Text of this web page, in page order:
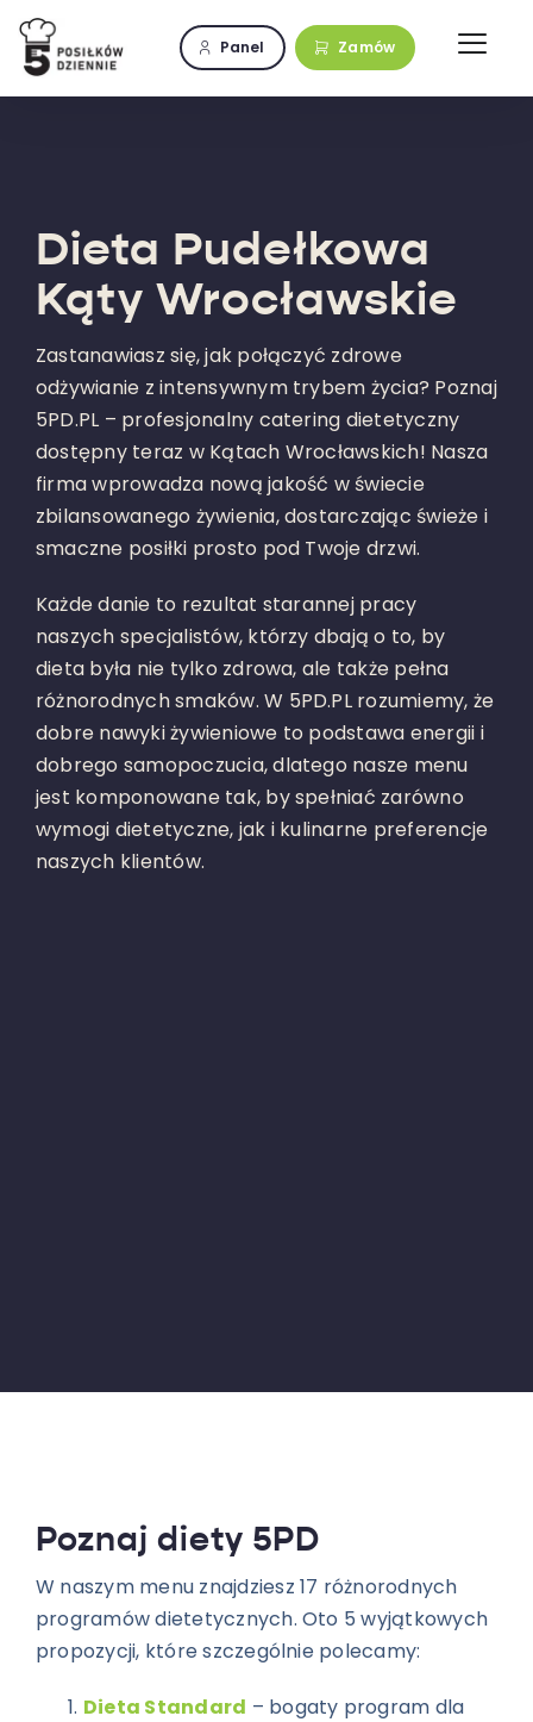
Przejdź
zawartości
Panel Zamów
Dieta Pudełkowa
Kąty Wrocławskie
Zastanawiasz się, jak połączyć zdrowe
odżywianie z intensywnym trybem życia? Poznaj
5PD.PL – profesjonalny catering dietetyczny
dostępny teraz w Kątach Wrocławskich! Nasza
firma wprowadza nową jakość w świecie
zbilansowanego żywienia, dostarczając świeże i
smaczne posiłki prosto pod Twoje drzwi.
Każde danie to rezultat starannej pracy
naszych specjalistów, którzy dbają o to, by
dieta była nie tylko zdrowa, ale także pełna
różnorodnych smaków. W 5PD.PL rozumiemy, że
dobre nawyki żywieniowe to podstawa energii i
dobrego samopoczucia, dlatego nasze menu
jest komponowane tak, by spełniać zarówno
wymogi dietetyczne, jak i kulinarne preferencje
naszych klientów.
Poznaj diety 5PD
W naszym menu znajdziesz 17 różnorodnych
programów dietetycznych. Oto 5 wyjątkowych
propozycji, które szczególnie polecamy:
Dieta Standard – bogaty program dla